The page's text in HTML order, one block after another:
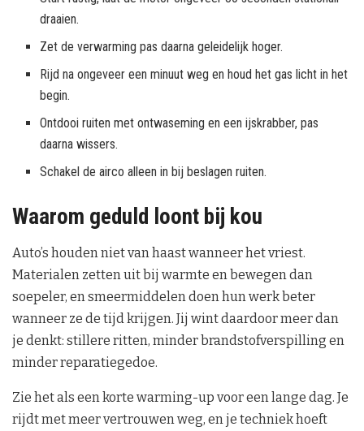
draaien.
Zet de verwarming pas daarna geleidelijk hoger.
Rijd na ongeveer een minuut weg en houd het gas licht in het
begin.
Ontdooi ruiten met ontwaseming en een ijskrabber, pas
daarna wissers.
Schakel de airco alleen in bij beslagen ruiten.
Waarom geduld loont bij kou
Auto’s houden niet van haast wanneer het vriest.
Materialen zetten uit bij warmte en bewegen dan
soepeler, en smeermiddelen doen hun werk beter
wanneer ze de tijd krijgen. Jij wint daardoor meer dan
je denkt: stillere ritten, minder brandstofverspilling en
minder reparatiegedoe.
Zie het als een korte warming-up voor een lange dag. Je
rijdt met meer vertrouwen weg, en je techniek hoeft